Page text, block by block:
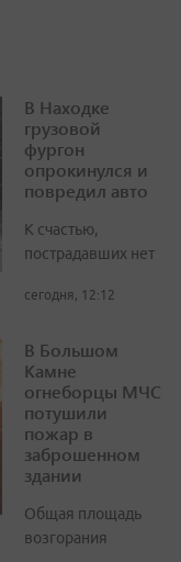
В Находке
грузовой
фургон
опрокинулся и
повредил авто
К счастью,
пострадавших нет
сегодня, 12:12
В Большом
Камне
огнеборцы МЧС
потушили
пожар в
заброшенном
здании
Общая площадь
возгорания